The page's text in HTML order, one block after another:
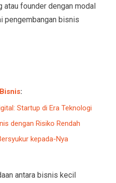
atau founder dengan modal
pengembangan bisnis
Bisnis:
Startup di Era Teknologi
dengan Risiko Rendah
kepada-Nya
antara bisnis kecil